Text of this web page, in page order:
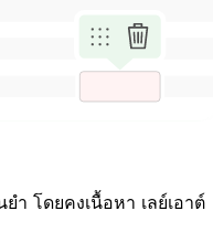
ำ โดยคงเนื้อหา เลย์เอาต์